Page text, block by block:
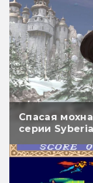
Спасая
серии Syberia